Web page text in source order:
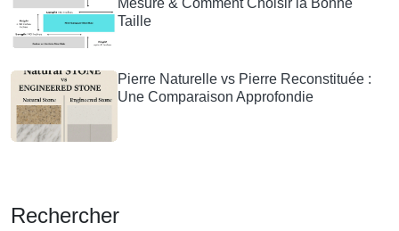
Taille
Pierre Naturelle vs Pierre Reconstituée :
Une Comparaison Approfondie
Rechercher